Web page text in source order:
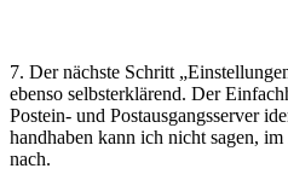
7. Der nächste Schritt
ebenso selbsterklärend. Der
Postein- und Postausgangsserver
handhaben kann ich nicht sagen,
nach.